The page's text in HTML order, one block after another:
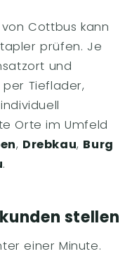
Cottbus kann
prüfen. Je
und
Tieflader,
Orte im Umfeld
, Drebkau, Burg
.
stellen
einer Minute.